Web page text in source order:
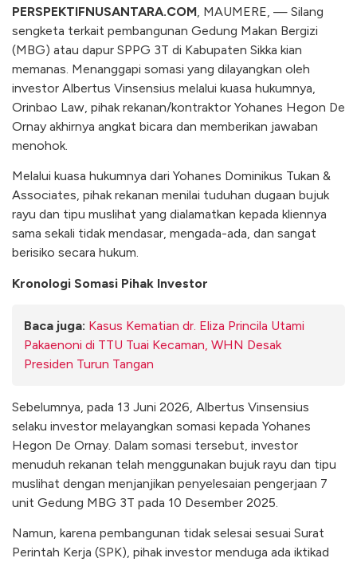
PERSPEKTIFNUSANTARA.COM, MAUMERE, — Silang
sengketa terkait pembangunan Gedung Makan Bergizi
(MBG) atau dapur SPPG 3T di Kabupaten Sikka kian
memanas. Menanggapi somasi yang dilayangkan oleh
investor Albertus Vinsensius melalui kuasa hukumnya,
Orinbao Law, pihak rekanan/kontraktor Yohanes Hegon De
Ornay akhirnya angkat bicara dan memberikan jawaban
menohok.
Melalui kuasa hukumnya dari Yohanes Dominikus Tukan &
Associates, pihak rekanan menilai tuduhan dugaan bujuk
rayu dan tipu muslihat yang dialamatkan kepada kliennya
sama sekali tidak mendasar, mengada-ada, dan sangat
berisiko secara hukum.
Kronologi Somasi Pihak Investor
Baca juga: Kasus Kematian dr. Eliza Princila Utami
Pakaenoni di TTU Tuai Kecaman, WHN Desak
Presiden Turun Tangan
Sebelumnya, pada 13 Juni 2026, Albertus Vinsensius
selaku investor melayangkan somasi kepada Yohanes
Hegon De Ornay. Dalam somasi tersebut, investor
menuduh rekanan telah menggunakan bujuk rayu dan tipu
muslihat dengan menjanjikan penyelesaian pengerjaan 7
unit Gedung MBG 3T pada 10 Desember 2025.
Namun, karena pembangunan tidak selesai sesuai Surat
Perintah Kerja (SPK), pihak investor menduga ada iktikad